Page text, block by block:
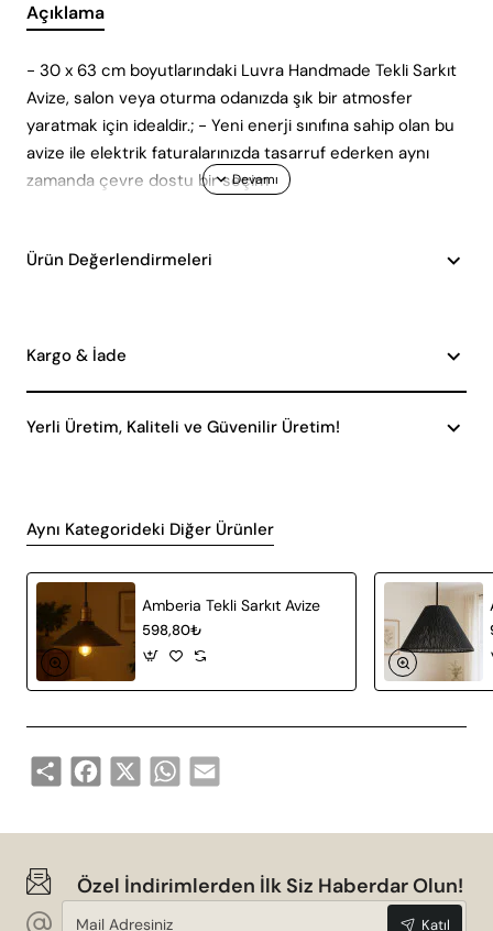
Açıklama
- 30 x 63 cm boyutlarındaki Luvra Handmade Tekli Sarkıt
Avize, salon veya oturma odanızda şık bir atmosfer
yaratmak için idealdir.; - Yeni enerji sınıfına sahip olan bu
avize ile elektrik faturalarınızda tasarruf ederken aynı
zamanda çevre dostu bir seçim
Ürün Değerlendirmeleri
Kargo & İade
Yerli Üretim, Kaliteli ve Güvenilir Üretim!
Aynı Kategorideki Diğer Ürünler
Amberia Tekli Sarkıt Avize
598,80₺
Share Facebook
X WhatsApp
Email
Özel İndirimlerden İlk Siz Haberdar Olun!
Mail
Katıl